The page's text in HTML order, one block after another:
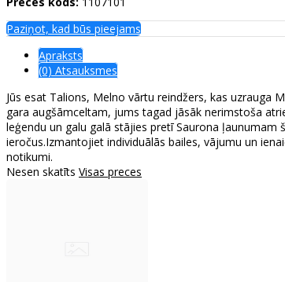
Paziņot, kad būs pieejams
Apraksts
(0) Atsauksmes
Jūs esat Talions, Melno vārtu reindžers, kas uzrauga
gara augšāmceltam, jums tagad jāsāk nerimstoša
leģendu un galu galā stājies pretī Saurona
ieročus.Izmantojiet individuālās bailes, vājumu un
notikumi.
Nesen skatīts Visas preces